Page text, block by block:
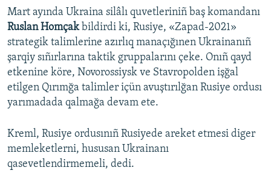
Mart ayında Ukraina silâlı quvetleriniñ baş komandanı
Ruslan Homçakbildirdi ki, Rusiye, «Zapad-2021»
strategik talimlerine azırlıq manaçığınen Ukrainanıñ
şarqiy sıñırlarına taktik gruppalarını çeke. Onıñ qayd
etkenine köre, Novorossiysk ve Stavropolden işğal
etilgen Qırımğa talimler içün avuştırılğan Rusiye ordusı
yarımadada qalmağa devam ete.
Kreml, Rusiye ordusınıñ Rusiyede areket etmesi diger
memleketlerni, hususan Ukrainanı
qasevetlendirmemeli, dedi.